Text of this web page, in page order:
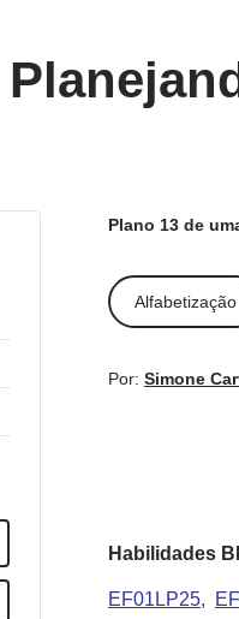
Plano 13 de
Alfabetização
Por: Simone
Habilidades
EF01LP25